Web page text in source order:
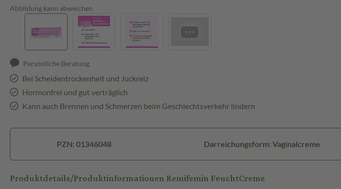
Abbildung kann abweichen
Persönliche Beratung
Bei Scheidentrockenheit und Juckreiz
Hormonfrei und gut verträglich
Kann auch Brennen und Schmerzen beim Geschlechtsverkehr lindern
PZN: 01346048 Darreichungsform: Vaginalcreme
Produktdetails/Produktinformationen Remifemin FeuchtCreme